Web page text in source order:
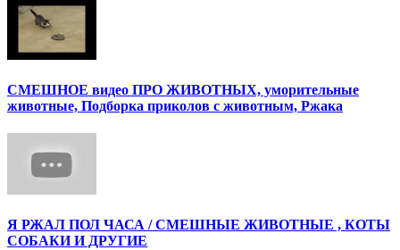
СМЕШНОЕ видео ПРО ЖИВОТНЫХ, уморительные
животные, Подборка приколов с животным, Ржака
Я РЖАЛ ПОЛ ЧАСА / СМЕШНЫЕ ЖИВОТНЫЕ , КОТЫ
СОБАКИ И ДРУГИЕ